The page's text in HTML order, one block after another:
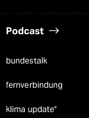
Podcast
bundestalk
fernverbindung
klima update°